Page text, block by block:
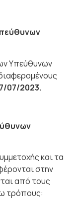
Υπεύθυνων
07/2023.
και τα
στην
από τους
τρόπους: